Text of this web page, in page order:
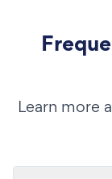
Learn more